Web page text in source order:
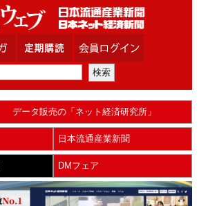
データ販売の「ネット経済研究所」
日本流通産業新聞
DMフェア